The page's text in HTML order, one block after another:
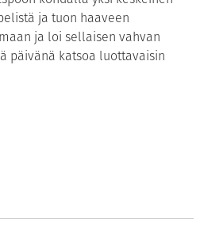
ja tuon haaveen
ja loi sellaisen vahvan
päivänä katsoa luottavaisin